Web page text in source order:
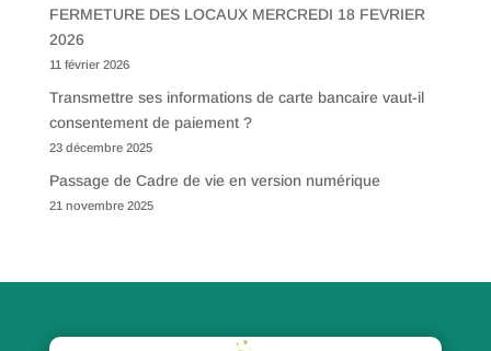
FERMETURE DES LOCAUX MERCREDI 18 FEVRIER
2026
11 février 2026
Transmettre ses informations de carte bancaire vaut-il
consentement de paiement ?
23 décembre 2025
Passage de Cadre de vie en version numérique
21 novembre 2025